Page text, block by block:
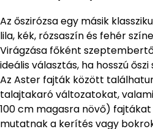
Az őszirózsa egy másik
lila, kék, rózsaszín és fehér
Virágzása főként
ideális választás, ha hosszú
Az Aster fajták között
talajtakaró változatokat,
100 cm magasra növő)
mutatnak a kerítés vagy